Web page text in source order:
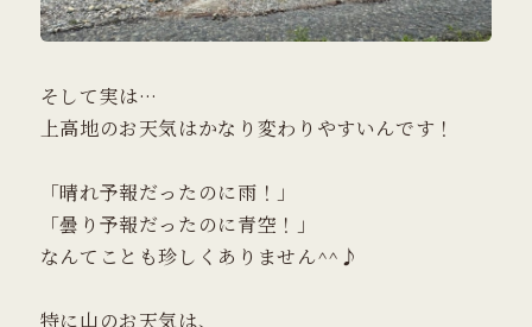
そして実は…
上高地のお天気はかなり変わりやすいんです！
「晴れ予報だったのに雨！」
「曇り予報だったのに青空！」
なんてことも珍しくありません^^♪
特に山のお天気は、